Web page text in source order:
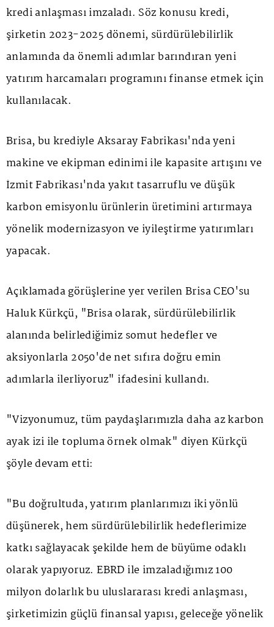
kredi anlaşması imzaladı. Söz konusu kredi,
şirketin 2023-2025 dönemi, sürdürülebilirlik
anlamında da önemli adımlar barındıran yeni
yatırım harcamaları programını finanse etmek için
kullanılacak.
Brisa, bu krediyle Aksaray Fabrikası'nda yeni
makine ve ekipman edinimi ile kapasite artışını ve
İzmit Fabrikası'nda yakıt tasarruflu ve düşük
karbon emisyonlu ürünlerin üretimini artırmaya
yönelik modernizasyon ve iyileştirme yatırımları
yapacak.
Açıklamada görüşlerine yer verilen Brisa CEO'su
Haluk Kürkçü, "Brisa olarak, sürdürülebilirlik
alanında belirlediğimiz somut hedefler ve
aksiyonlarla 2050'de net sıfıra doğru emin
adımlarla ilerliyoruz" ifadesini kullandı.
"Vizyonumuz, tüm paydaşlarımızla daha az karbon
ayak izi ile topluma örnek olmak" diyen Kürkçü
şöyle devam etti:
"Bu doğrultuda, yatırım planlarımızı iki yönlü
düşünerek, hem sürdürülebilirlik hedeflerimize
katkı sağlayacak şekilde hem de büyüme odaklı
olarak yapıyoruz. EBRD ile imzaladığımız 100
milyon dolarlık bu uluslararası kredi anlaşması,
şirketimizin güçlü finansal yapısı, geleceğe yönelik